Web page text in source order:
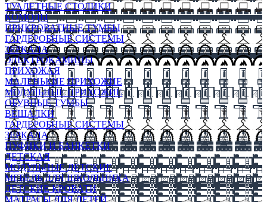
ТУАЛЕТНЫЕ СТОЛИКИ
КОМОДЫ
ПРИКРОВАТНЫЕ ТУМБЫ
ГАРДЕРОБНЫЕ СИСТЕМЫ
ЗЕРКАЛА
ЭЛЕКТРОКАМИНЫ
ПРИХОЖАЯ
МАЛЕНЬКИЕ ПРИХОЖИЕ
МОДУЛЬНЫЕ ПРИХОЖИЕ
ОБУВНЫЕ ТУМБЫ
ВЕШАЛКИ
ГАРДЕРОБНЫЕ СИСТЕМЫ
ЗЕРКАЛА
ПУФИКИ И БАНКЕТКИ
ДЕТСКАЯ
МОДУЛЬНЫЕ ДЕТСКИЕ
МЕБЕЛЬ ДЛЯ ШКОЛЬНИКА
ДЕТСКИЕ КРОВАТИ
МАТРАСЫ ДЛЯ ДЕТЕЙ